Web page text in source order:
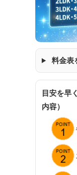
料金表
目安を早
内容）